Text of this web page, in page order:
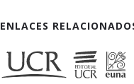
ENLACES